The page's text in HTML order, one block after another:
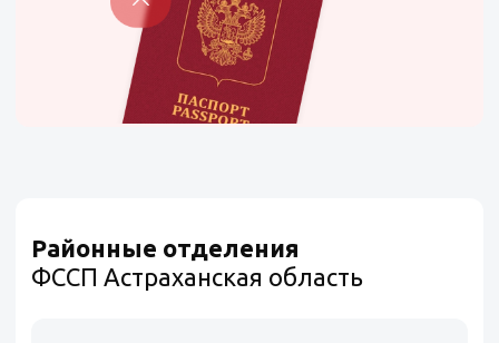
Районные отделения
ФССП Астраханская область